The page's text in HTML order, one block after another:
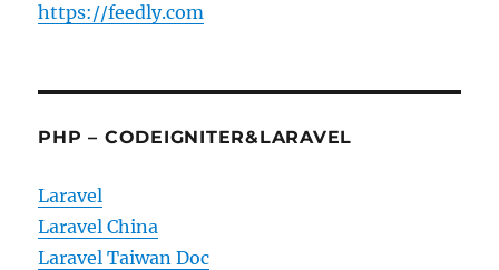
https://feedly.com
PHP – CODEIGNITER&LARAVEL
Laravel
Laravel China
Laravel Taiwan Doc